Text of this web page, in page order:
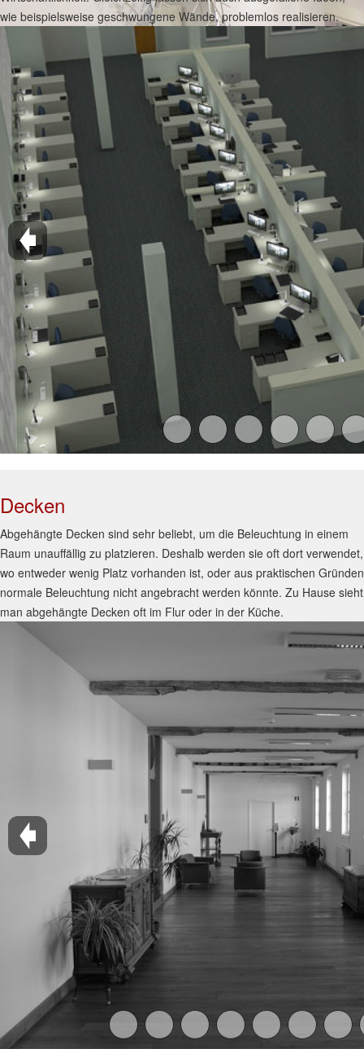
wie beispielsweise geschwungene Wände, problemlos realisieren.
Decken
Abgehängte Decken sind sehr beliebt, um die Beleuchtung in einem
Raum unauffällig zu platzieren. Deshalb werden sie oft dort verwendet,
wo entweder wenig Platz vorhanden ist, oder aus praktischen Gründen
normale Beleuchtung nicht angebracht werden könnte. Zu Hause sieht
man abgehängte Decken oft im Flur oder in der Küche.